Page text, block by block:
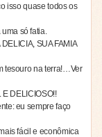
isso quase todos os
só fatia.
SUA FAMIA
tesouro na terra!…Ver
E DELICIOSO!!
eu sempre faço
fácil e econômica